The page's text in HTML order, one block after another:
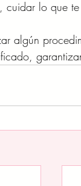
cuidar lo que
algún